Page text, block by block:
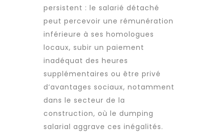
persistent : le salarié détaché
peut percevoir une rémunération
inférieure à ses homologues
locaux, subir un paiement
inadéquat des heures
supplémentaires ou être privé
d’avantages sociaux, notamment
dans le secteur de la
construction, où le dumping
salarial aggrave ces inégalités.